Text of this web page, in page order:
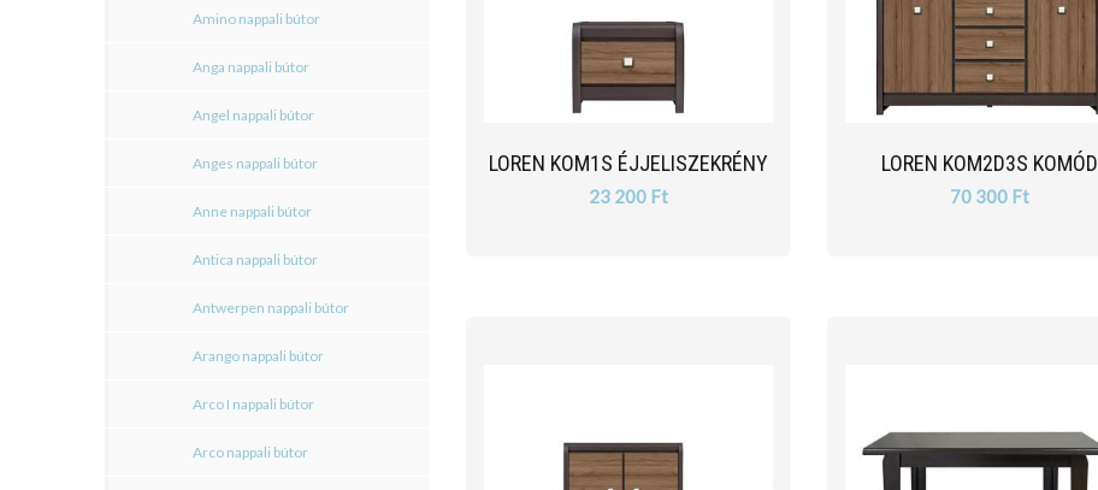
Amino nappali bútor
Anga nappali bútor
Angel nappali bútor
Anges nappali bútor
Anne nappali bútor
Antica nappali bútor
Antwerpen nappali bútor
Arango nappali bútor
Arco I nappali bútor
Arco nappali bútor
LOREN KOM1S ÉJJELISZEKRÉNY
23 200 Ft
LOREN KOM2D3S KOMÓD
70 300 Ft